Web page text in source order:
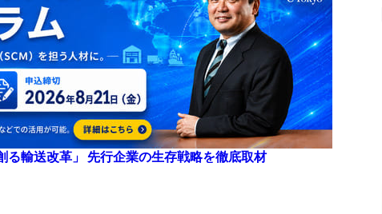
る輸送改革」 先行企業の生存戦略を徹底取材